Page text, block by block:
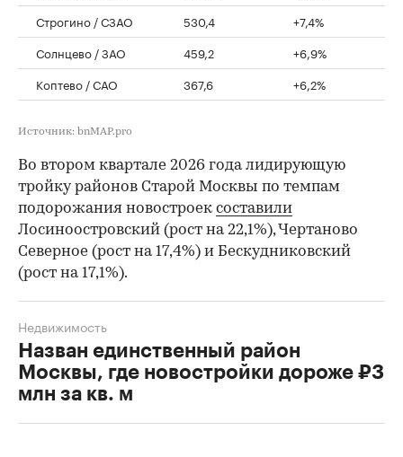
Строгино / СЗАО
530,4
+7,4%
Солнцево / ЗАО
459,2
+6,9%
Коптево / САО
367,6 +6,2%
Источник: bnMAP.pro
Во втором квартале 2026 года лидирующую
тройку районов Старой Москвы по темпам
подорожания новостроек составили
Лосиноостровский (рост на 22,1%), Чертаново
Северное (рост на 17,4%) и Бескудниковский
(рост на 17,1%).
Назван единственный район
Москвы, где новостройки дороже ₽3
млн за кв. м
Недвижимость